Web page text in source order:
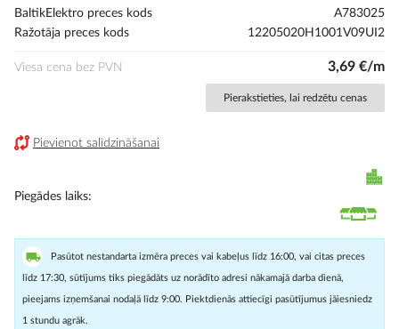
BaltikElektro preces kods
A783025
Ražotāja preces kods
12205020H1001V09UI2
Viesa cena bez PVN 3,69 €/m
Pierakstieties, lai redzētu cenas
Pievienot salīdzināšanai
Piegādes laiks
Pasūtot nestandarta izmēra preces vai kabeļus līdz 16:00, vai citas preces
līdz 17:30, sūtījums tiks piegādāts uz norādīto adresi nākamajā darba dienā,
pieejams izņemšanai nodaļā līdz 9:00. Piektdienās attiecīgi pasūtījumus jāiesniedz
1 stundu agrāk.